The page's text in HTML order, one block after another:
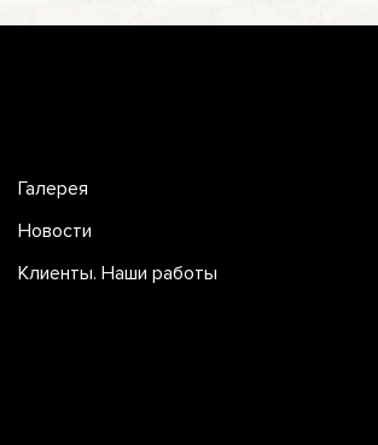
Галерея
Новости
Клиенты. Наши работы